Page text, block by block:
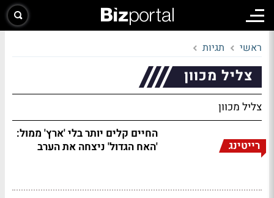
ראשי תגיות
צליל מכוון
צליל מכוון
רייטינג
החיים קלים יותר בלי 'ארץ' ממול:
'האח הגדול' ניצחה את הערב